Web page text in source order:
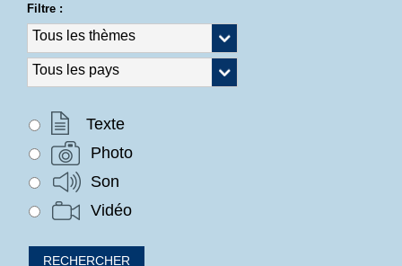
Filtre :
Texte
Photo
Son
Vidéo